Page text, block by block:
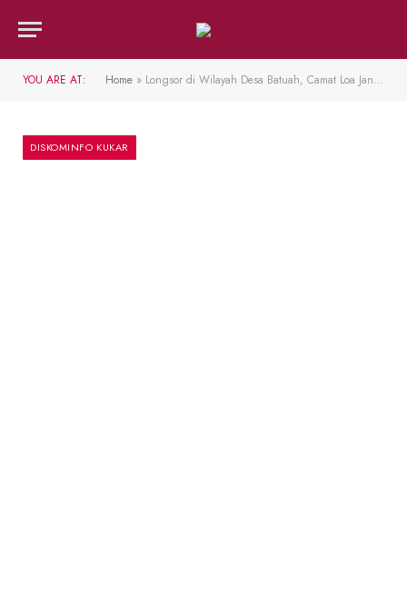
YOU ARE AT: Home » Longsor di Wilayah Desa Batuah, Camat Loa Janan Imbau Tunggu Hasil Kajian
DISKOMINFO KUKAR